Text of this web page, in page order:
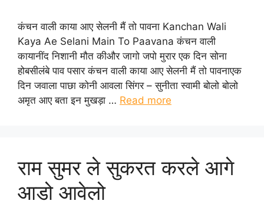
कंचन वाली काया आए सेलनी मैं तो पावना Kanchan Wali
Kaya Ae Selani Main To Paavana कंचन वाली
कायानींद निशानी मौत कीऔर जागो जपो मुरार एक दिन सोना
होबसीलंबे पाव पसार कंचन वाली काया आए सेलनी मैं तो पावनाएक
दिन जवाला पाछा कोनी आवला सिंगर – सुनीता स्वामी बोलो बोलो
अमृत आए बता इन मुखड़ा … Read more
राम सुमर ले सुकरत करले आगे
आडो आवेलो